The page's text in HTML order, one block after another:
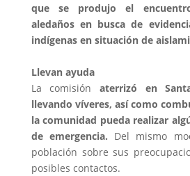
que se produjo el
aledaños en busca de
indígenas en situación de
Llevan ayuda
La comisiónaterrizó en
llevando víveres, así como
la comunidad pueda realizar
de emergencia. Del mismo
población sobre sus
posibles contactos.